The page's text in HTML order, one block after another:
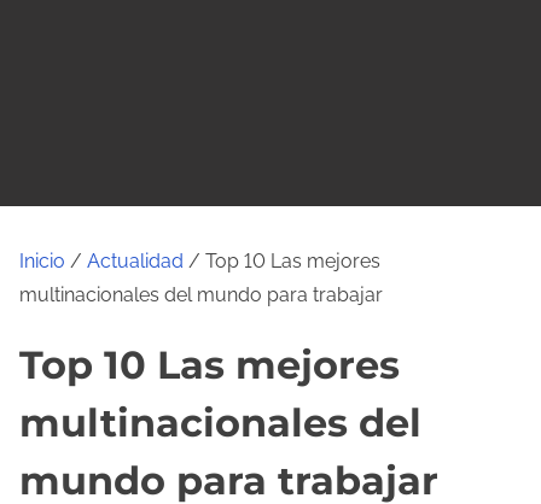
Inicio / Actualidad / Top 10 Las mejores
multinacionales del mundo para trabajar
Top 10 Las mejores
multinacionales del
mundo para trabajar